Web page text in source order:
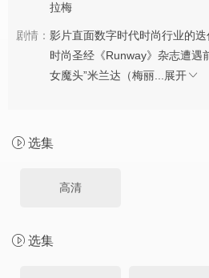
拉梅
剧情： 影片直面数字时代时尚行业的
时尚圣经《Runway》杂志遭遇
女魔头”米兰达（梅丽...
展开
选集
高清
选集